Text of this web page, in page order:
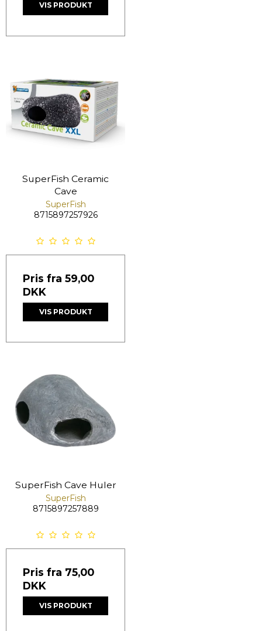
VIS PRODUKT
SuperFish Ceramic
Cave
SuperFish
8715897257926
Pris fra 59,00
DKK
VIS PRODUKT
SuperFish Cave Huler
SuperFish
8715897257889
Pris fra 75,00
DKK
VIS PRODUKT